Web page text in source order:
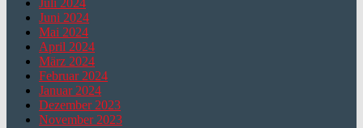
Juli 2024
Juni 2024
Mai 2024
April 2024
März 2024
Februar 2024
Januar 2024
Dezember 2023
November 2023